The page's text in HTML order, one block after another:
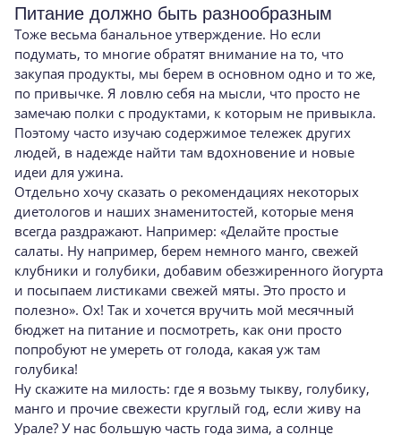
Питание должно быть разнообразным
Тоже весьма банальное утверждение. Но если
подумать, то многие обратят внимание на то, что
закупая продукты, мы берем в основном одно и то же,
по привычке. Я ловлю себя на мысли, что просто не
замечаю полки с продуктами, к которым не привыкла.
Поэтому часто изучаю содержимое тележек других
людей, в надежде найти там вдохновение и новые
идеи для ужина.
Отдельно хочу сказать о рекомендациях некоторых
диетологов и наших знаменитостей, которые меня
всегда раздражают. Например: «Делайте простые
салаты. Ну например, берем немного манго, свежей
клубники и голубики, добавим обезжиренного йогурта
и посыпаем листиками свежей мяты. Это просто и
полезно». Ох! Так и хочется вручить мой месячный
бюджет на питание и посмотреть, как они просто
попробуют не умереть от голода, какая уж там
голубика!
Ну скажите на милость: где я возьму тыкву, голубику,
манго и прочие свежести круглый год, если живу на
Урале? У нас большую часть года зима, а солнце